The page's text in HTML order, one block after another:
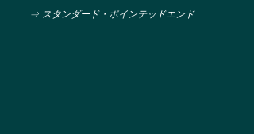
⇒ スタンダード・ポインテッドエンド